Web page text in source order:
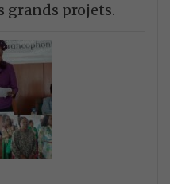
grands projets.